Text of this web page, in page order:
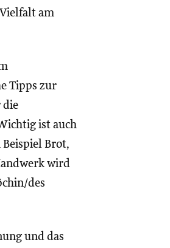
am
Tipps zur
die
ist auch
Brot,
wird
des
und das